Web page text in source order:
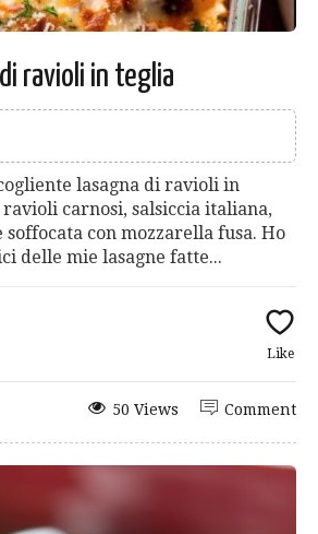
ravioli in teglia
lasagna di ravioli in
carnosi, salsiccia italiana,
soffocata con mozzarella fusa. Ho
delle mie lasagne fatte...
Like
Comment
50 Views